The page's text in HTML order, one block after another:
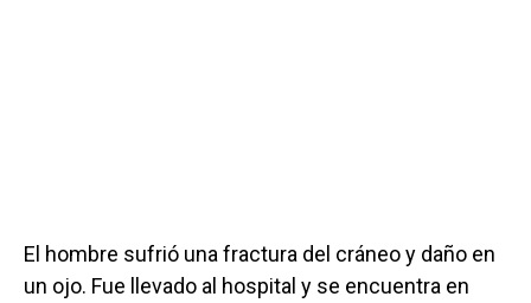
El hombre sufrió una fractura del cráneo y daño en
un ojo. Fue llevado al hospital y se encuentra en